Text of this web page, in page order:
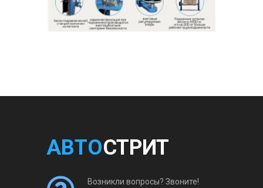
АВТОСТРИТ
Возникли вопросы? Звоните!